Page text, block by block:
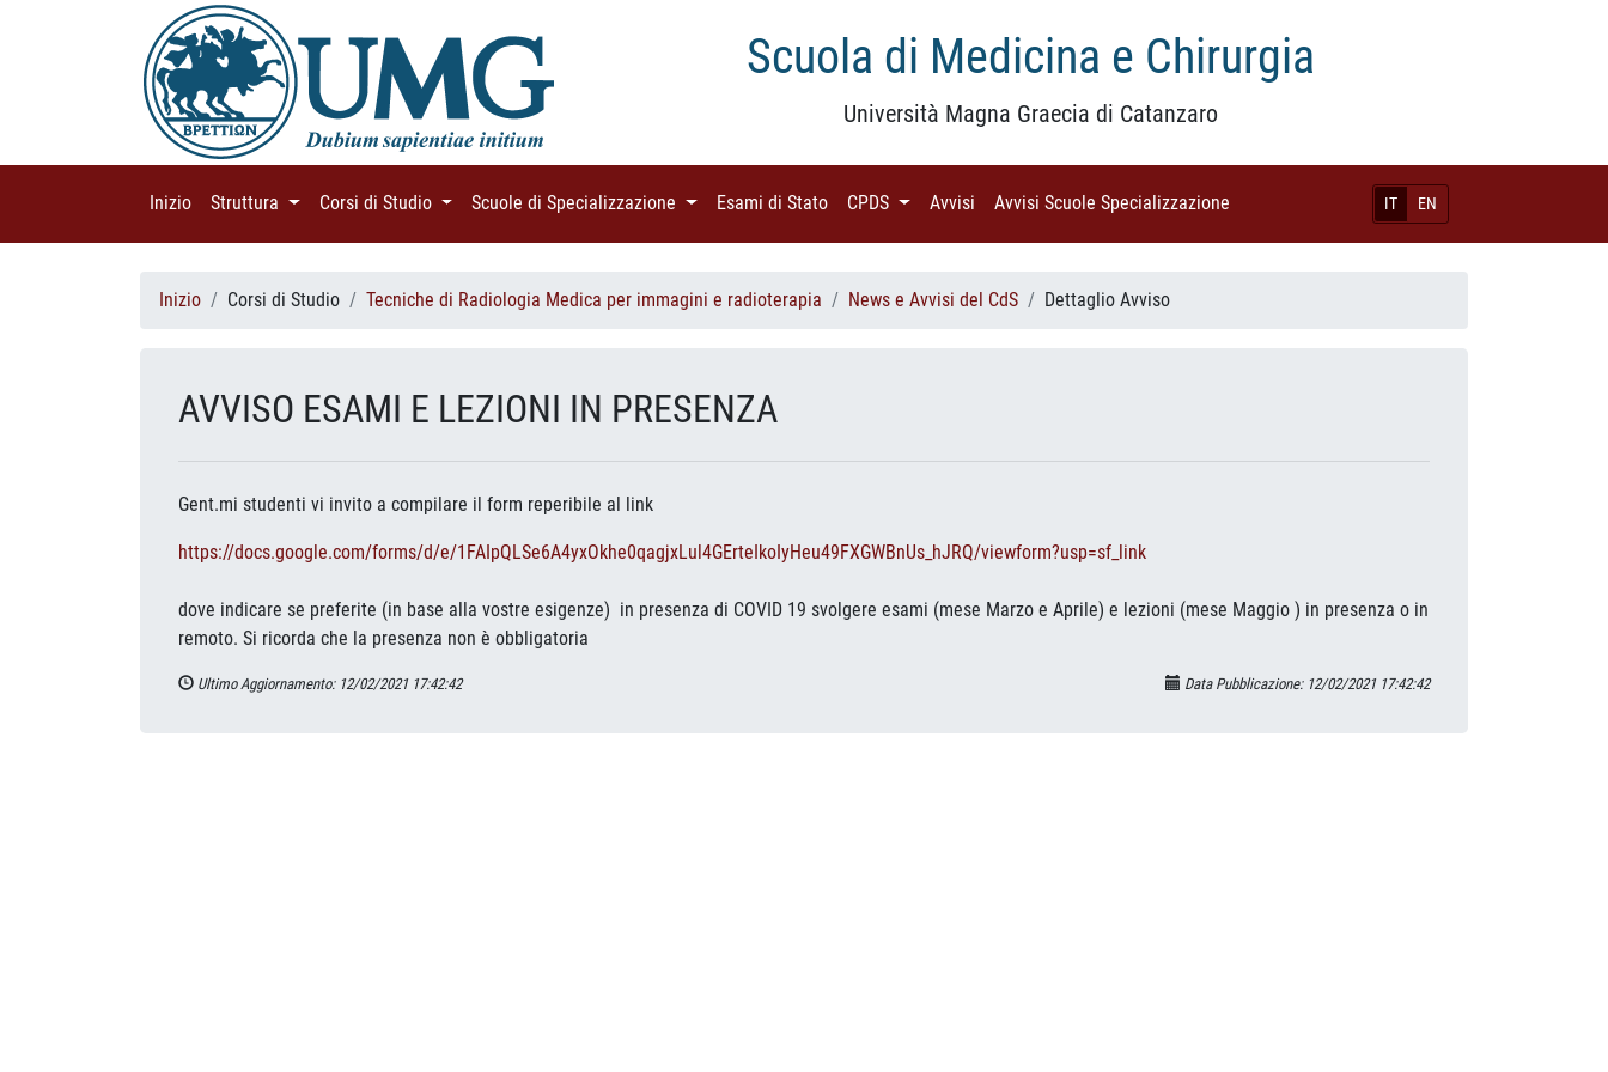
Scuola di Medicina e Chirurgia
Università Magna Graecia di Catanzaro
IT EN
Inizio (current)
Struttura (current)Corsi di Studio (current)Scuole di Specializzazione (current)Esami di Stato (current)
CPDS (current)
Avvisi (current)
Avvisi Scuole Specializzazione
Inizio Corsi di Studio Tecniche di Radiologia Medica per immagini e radioterapia News e Avvisi del CdS Dettaglio Avviso
AVVISO ESAMI E LEZIONI IN PRESENZA
Gent.mi studenti vi invito a compilare il form reperibile al link
https://docs.google.com/forms/d/e/1FAIpQLSe6A4yxOkhe0qagjxLul4GErteIkoIyHeu49FXGWBnUs_ hJRQ/viewform?usp=sf_link
dove indicare se preferite (in base alla vostre esigenze) in presenza di COVID 19 svolgere esami (mese Marzo e Aprile) e lezioni (mese Maggio ) in presenza o in
remoto. Si ricorda che la presenza non è obbligatoria
Ultimo Aggiornamento: 12/02/2021 17:42:42 Data Pubblicazione: 12/02/2021 17:42:42